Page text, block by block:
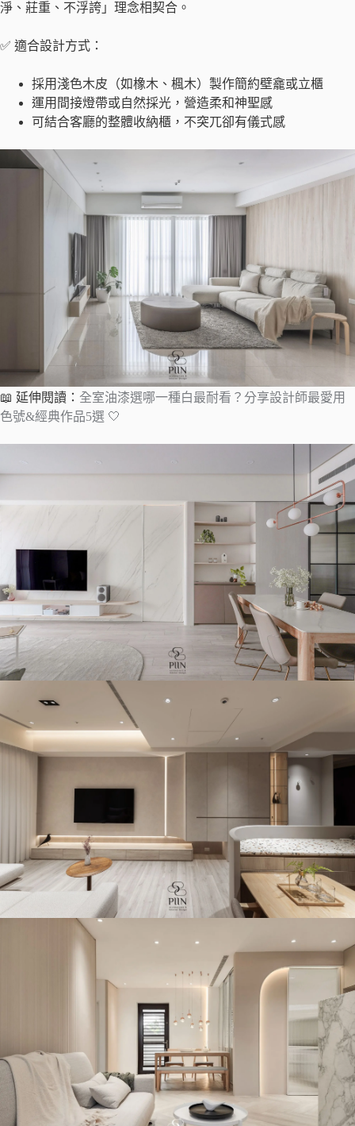
淨、莊重、不浮誇」理念相契合。
✅ 適合設計方式：
採用淺色木皮（如橡木、楓木）製作簡約壁龕或立櫃
運用間接燈帶或自然採光，營造柔和神聖感
可結合客廳的整體收納櫃，不突兀卻有儀式感
📖 延伸閱讀： 全室油漆選哪一種白最耐看？分享設計師最愛用
色號&經典作品5選 🤍